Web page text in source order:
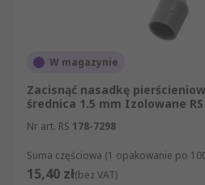
W magazynie
Zacisnąć nasadkę
średnica 1.5 mm Izolowane RS
Nr art. RS 178-7298
Suma częściowa (1 opakowanie po
15,40 zł(bez VAT)